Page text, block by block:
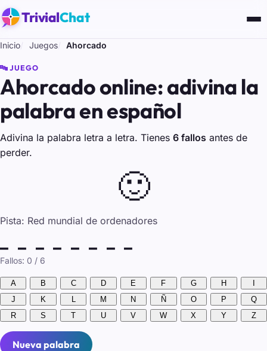
TrivialChat
Inicio Juegos Ahorcado
🔤 JUEGO
Ahorcado online: adivina la
palabra en español
Adivina la palabra letra a letra. Tienes 6 fallos antes de
perder.
🙂
Pista: Red mundial de ordenadores
Fallos: 0 / 6
A B C D E F G H
I
J
K L M N Ñ O P
Q
R
S T U V W X Y Z
Nueva palabra